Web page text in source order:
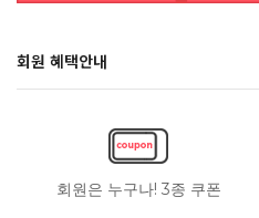
회원 혜택안내
회원은 누구나! 3종 쿠폰